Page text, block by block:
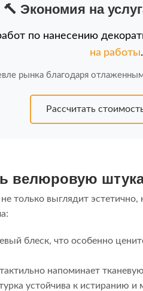
🔨 Экономия на
по нанесению
на работы.
рынка благодаря
Рассчитать
велюровую
только выглядит
блеск, что особенно
напоминает
устойчива к истиранию